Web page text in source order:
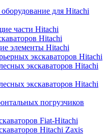
для Hitachi
части Hitachi
Hitachi
элементы Hitachi
экскаваторов Hitachi
экскаваторов Hitachi
экскаваторов Hitachi
погрузчиков
Fiat-Hitachi
Hitachi Zaxis